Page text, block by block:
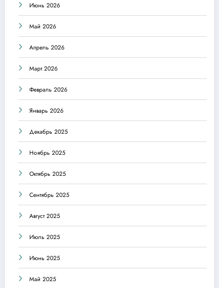
Июнь 2026
Май 2026
Апрель 2026
Март 2026
Февраль 2026
Январь 2026
Декабрь 2025
Ноябрь 2025
Октябрь 2025
Сентябрь 2025
Август 2025
Июль 2025
Июнь 2025
Май 2025